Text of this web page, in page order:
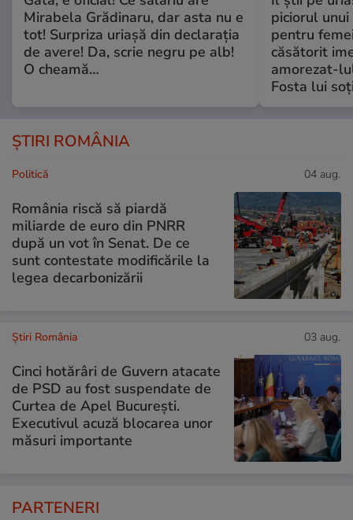
Mirabela Grădinaru, dar asta nu e
tot! Surpriza uriașă din declarația
de avere! Da, scrie negru pe alb!
O cheamă…
piciorul
pentru
căsătorit
amorezat-
Fosta lui
ȘTIRI ROMÂNIA
Politică 04 aug.
România riscă să piardă
miliarde de euro din PNRR
după un vot în Senat. De ce
sunt contestate modificările la
legea decarbonizării
Știri România 03 aug.
Cinci hotărâri de Guvern atacate
de PSD au fost suspendate de
Curtea de Apel București.
Executivul acuză blocarea unor
măsuri importante
PARTENERI